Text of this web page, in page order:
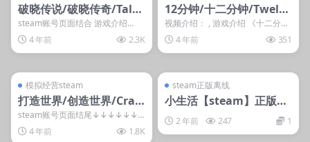
破晓传说/破晓传奇/Tales
of Arise
steam账号页面结合 游戏介绍
《破晓传说》是由万代南梦宫发行
的传说系列最新作...
4 年前 2.3K
12分钟/十二分钟/Twelve
Minutes
视频介绍： , 游戏介绍 《十二分
钟》是一款俯视视角的恐怖惊悚冒
险游戏，游戏视角...
4 年前 351
模拟经营steam
打造世界/创造世界/Craft
The World
steam账号页面结尾↓↓↓↓↓↓
游戏介绍 这是一个独特的沙盒策略
游戏，结合了...
4 年前 1.8K
steam正版离线
小生活【steam】正版离
线.2 年前 247 1